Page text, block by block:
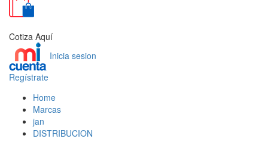
Cotiza Aquí
Inicia sesion
Regístrate
Home
Marcas
jan
DISTRIBUCION